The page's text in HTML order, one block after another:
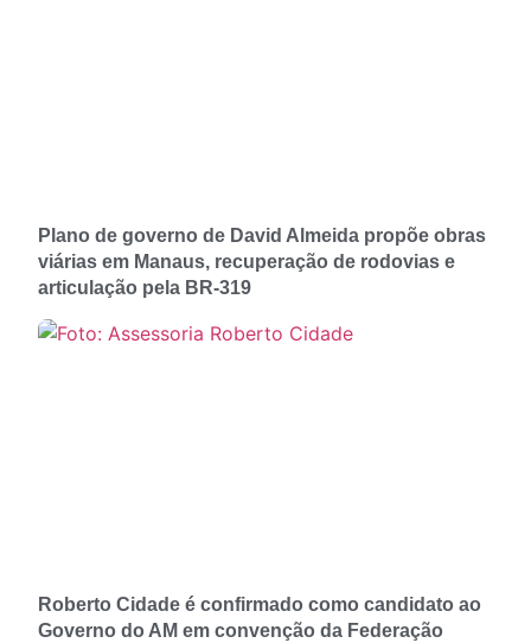
Plano de governo de David Almeida propõe obras
viárias em Manaus, recuperação de rodovias e
articulação pela BR-319
Roberto Cidade é confirmado como candidato ao
Governo do AM em convenção da Federação